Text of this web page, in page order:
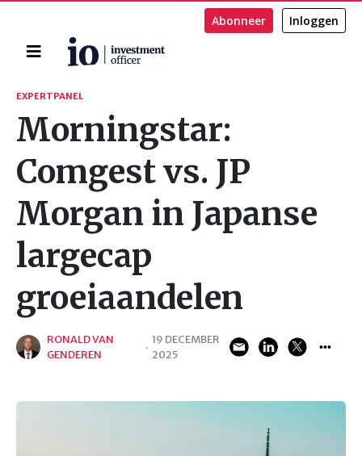
Home
Abonneer Inloggen
Zoeken
EXPERTPANEL
Morningstar:
Comgest vs. JP
Morgan in Japanse
largecap
groeiaandelen
RONALD VAN
GENDEREN
·
19 DECEMBER
2025